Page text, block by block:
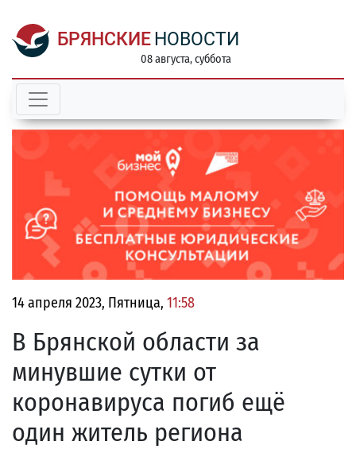
БРЯНСКИЕ НОВОСТИ
08 августа, суббота
14 апреля 2023, Пятница, 11:58
В Брянской области за
минувшие сутки от
коронавируса погиб ещё
один житель региона